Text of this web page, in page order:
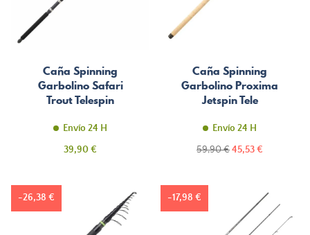
Caña Spinning
Garbolino Safari
Trout Telespin
Envío 24 H
Precio
39,90 €
Caña Spinning
Garbolino Proxima
Jetspin Tele
Envío 24 H
Precio
59,90 €Precio
45,53 €
-26,38 € -17,98 €